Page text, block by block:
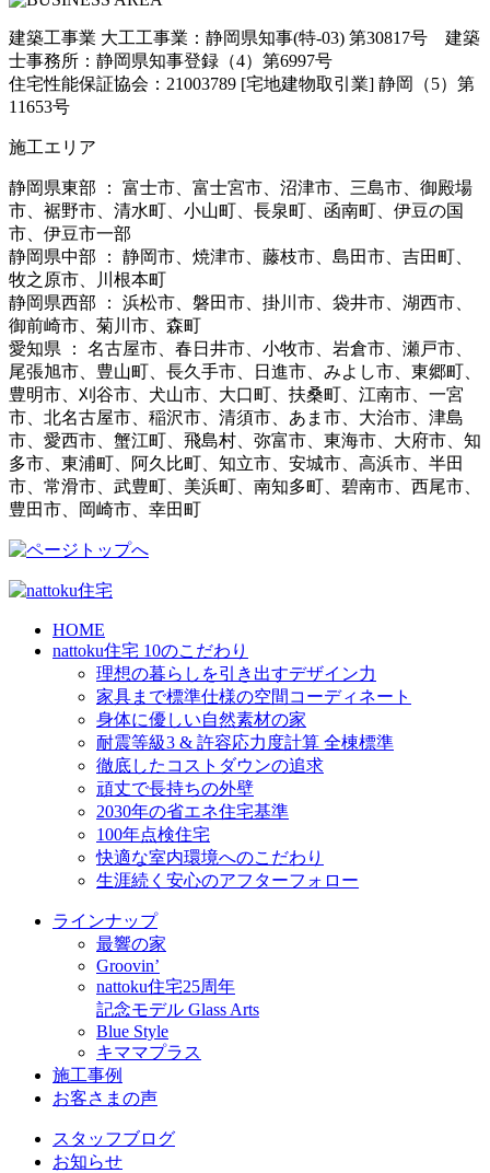
建築工事業 大工工事業：静岡県知事(特-03) 第30817号 建築
士事務所：静岡県知事登録（4）第6997号
住宅性能保証協会：21003789 [宅地建物取引業] 静岡（5）第
11653号
施工エリア
静岡県東部 ： 富士市、富士宮市、沼津市、三島市、御殿場
市、裾野市、清水町、小山町、長泉町、函南町、伊豆の国
市、伊豆市一部
静岡県中部 ： 静岡市、焼津市、藤枝市、島田市、吉田町、
牧之原市、川根本町
静岡県西部 ： 浜松市、磐田市、掛川市、袋井市、湖西市、
御前崎市、菊川市、森町
愛知県 ： 名古屋市、春日井市、小牧市、岩倉市、瀬戸市、
尾張旭市、豊山町、長久手市、日進市、みよし市、東郷町、
豊明市、刈谷市、犬山市、大口町、扶桑町、江南市、一宮
市、北名古屋市、稲沢市、清須市、あま市、大治市、津島
市、愛西市、蟹江町、飛島村、弥富市、東海市、大府市、知
多市、東浦町、阿久比町、知立市、安城市、高浜市、半田
市、常滑市、武豊町、美浜町、南知多町、碧南市、西尾市、
豊田市、岡崎市、幸田町
HOME
nattoku住宅 10のこだわり
理想の暮らしを引き出すデザイン力
家具まで標準仕様の空間コーディネート
身体に優しい自然素材の家
耐震等級3 & 許容応力度計算 全棟標準
徹底したコストダウンの追求
頑丈で長持ちの外壁
2030年の省エネ住宅基準
100年点検住宅
快適な室内環境へのこだわり
生涯続く安心のアフターフォロー
ラインナップ
最響の家
Groovin’
nattoku住宅25周年
記念モデル Glass Arts
Blue Style
キママプラス
施工事例
お客さまの声
スタッフブログ
お知らせ